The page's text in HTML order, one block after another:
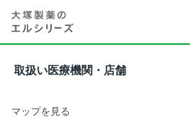
取扱い医療機関・店舗
マップを見る